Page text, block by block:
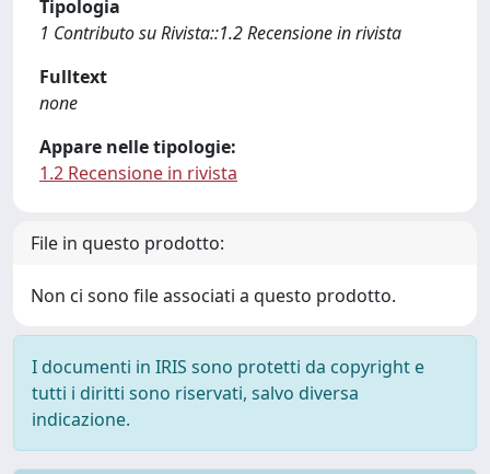
Tipologia
1 Contributo su Rivista::1.2 Recensione in rivista
Fulltext
none
Appare nelle tipologie:
1.2 Recensione in rivista
File in questo prodotto:
Non ci sono file associati a questo prodotto.
I documenti in IRIS sono protetti da copyright e
tutti i diritti sono riservati, salvo diversa
indicazione.